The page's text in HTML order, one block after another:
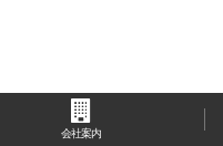
会社案内